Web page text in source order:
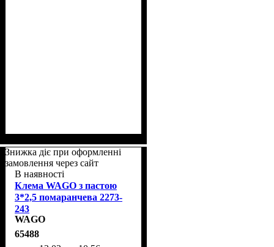
Знижка діє при оформленні
замовлення через сайт
В наявності
Клема WAGO з пастою
3*2,5 помаранчева 2273-
243
WAGO
65488